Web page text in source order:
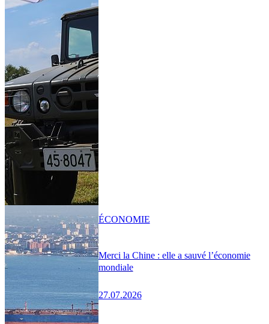
Merci la Chine : elle a sauvé l’économie
mondiale
27.07.2026
ÉCONOMIE